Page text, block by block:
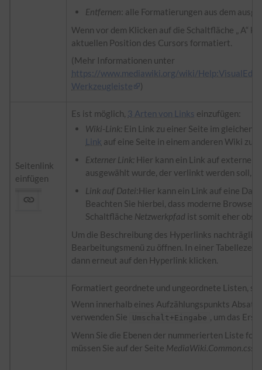
Entfernen: alle Formatierungen aus dem
Wenn vor dem Klicken auf die Schaltfläche „ A“
aktuellen Position des Cursors formatiert.
(Mehr Informationen unter
https://www.mediawiki.org/wiki/
Werkzeugleiste
)
Seitenlink
einfügen
Es ist möglich, 3 Arten von Links einzufügen:
Wiki-Link: Ein Link zu einer Seite im gleichen
Link auf eine Seite in einem anderen Wiki zu
Externer Link: Hier kann ein Link auf externe
ausgewählt wurde, der verlinkt werden soll,
Link auf Datei:Hier kann ein Link auf eine
Beachten Sie hierbei, dass moderne
Schaltfläche Netzwerkpfad ist somit eher
Um die Beschreibung des Hyperlinks
Bearbeitungsmenü zu öffnen. In einer
dann erneut auf den Hyperlink klicken.
Formatiert geordnete und ungeordnete Listen,
Wenn innerhalb eines Aufzählungspunkts
verwenden Sie
Umschalt+Eingabe
, um das
Wenn Sie die Ebenen der nummerierten Liste
müssen Sie auf der Seite MediaWiki.Common.css